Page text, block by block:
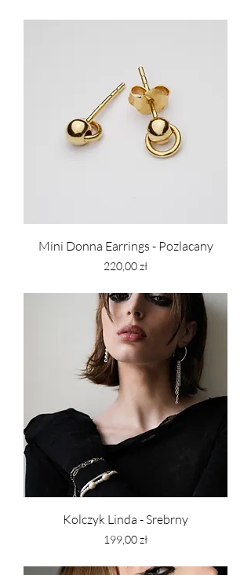
Mini Donna Earrings - Pozlacany
Cena
220,00 zł
Kolczyk Linda - Srebrny
Cena
199,00 zł